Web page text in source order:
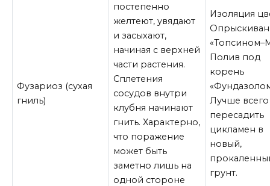
Фузариоз (сухая
гниль)
постепенно
желтеют, увядают
и засыхают,
начиная с верхней
части растения.
Сплетения
сосудов внутри
клубня начинают
гнить. Характерно,
что поражение
может быть
заметно лишь на
одной стороне
Изоляция
Полив под
корень
Лучше всего
пересадить
цикламен в
новый,
грунт.